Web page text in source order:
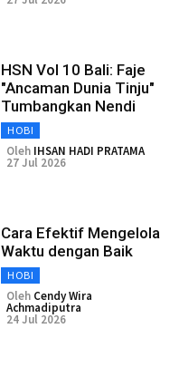
HSN Vol 10 Bali: Faje
"Ancaman Dunia Tinju"
Tumbangkan Nendi
HOBI
Oleh IHSAN HADI PRATAMA
27 Jul 2026
Cara Efektif Mengelola
Waktu dengan Baik
HOBI
Oleh Cendy Wira
Achmadiputra
24 Jul 2026